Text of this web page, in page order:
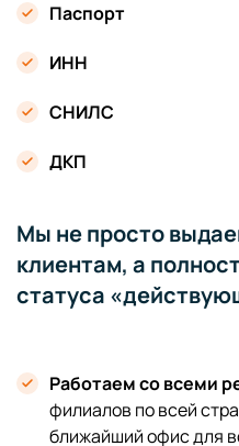
Паспорт
ИНН
СНИЛС
ДКП
Мы не просто
клиентам, а
статуса
Работаем со всеми
филиалов по всей
ближайший офис для